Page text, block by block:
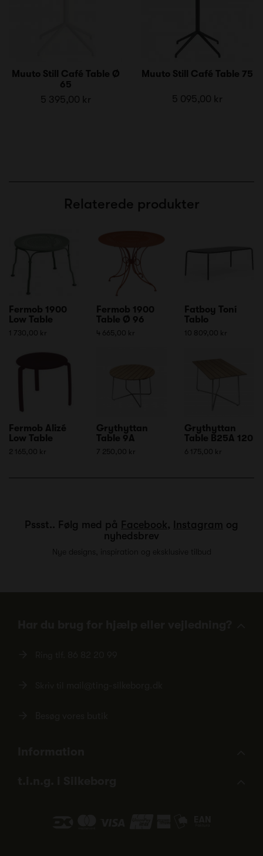
Muuto Still Café Table Ø
65
5 395,00 kr
Muuto Still Café Table 75
5 095,00 kr
Relaterede produkter
Fermob 1900
Low Table
1 730,00 kr
Fermob 1900
Table Ø 96
4 665,00 kr
Fatboy Toní
Tablo
10 809,00 kr
Fermob Alizé
Low Table
2 165,00 kr
Grythyttan
Table 9A
7 250,00 kr
Grythyttan
Table B25A 120
6 175,00 kr
Pssst.. Følg med på Facebook, Instagram og
nyhedsbrev
Nye designs, inspiration og eksklusive tilbud